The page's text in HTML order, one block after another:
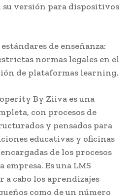
su versión para dispositivos
de enseñanza:
normas legales en el
de plataformas learning.
By Ziiva es una
con procesos de
y pensados para
educativas y oficinas
de los procesos
Es una LMS
a cabo los aprendizajes
como de un número